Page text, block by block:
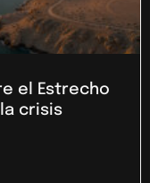
el Estrecho
crisis